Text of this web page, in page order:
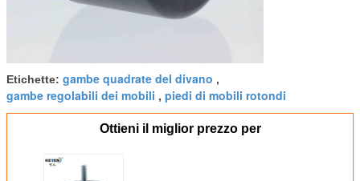
Etichette: gambe quadrate del divano ,
gambe regolabili dei mobili , piedi di mobili rotondi
Ottieni il miglior prezzo per